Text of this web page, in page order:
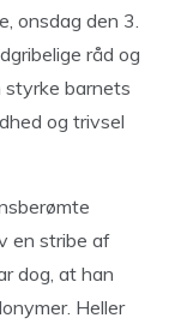
onsdag den 3.
råd og
barnets
og trivsel
en stribe af
dog, at han
Heller